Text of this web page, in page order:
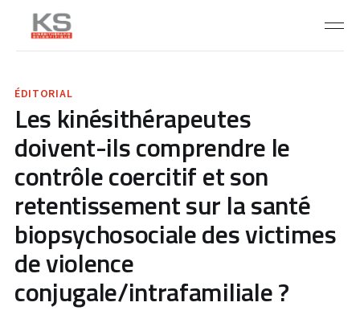
ÉDITORIAL
Les kinésithérapeutes
doivent-ils comprendre le
contrôle coercitif et son
retentissement sur la santé
biopsychosociale des victimes
de violence
conjugale/intrafamiliale ?